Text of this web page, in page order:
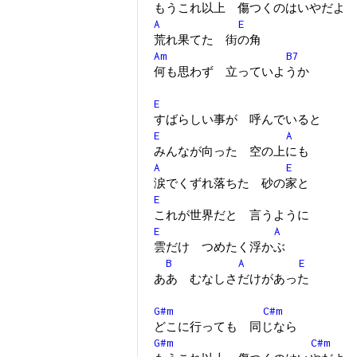
もうこれ以上 傷つくのはいやだよ
A
E
荒れ果てた 街の角
Am
B7
何も思わず 立っていようか
E
すばらしい事が 呼んでいると
E
A
みんなが向った 空の上にも
A
E
涙でくずれ落ちた 砂の家と
E
これが世界だと 言うように
E
A
雲だけ つめたく浮かぶ
B
A
E
ああ むなしさだけがあった
G#m
C#m
どこに行っても 同じなら
G#m
C#m